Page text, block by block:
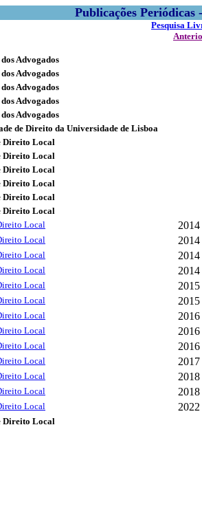
Publicações
Pesquisa
Advogados
Advogados
Advogados
Advogados
Advogados
de Direito da Universidade de Lisboa
Direito Local
Direito Local
Direito Local
Direito Local
Direito Local
Direito Local
Local
2014
Local 2014
Local 2014
Local 2014
Local 2015
Local 2015
Local 2016
Local 2016
Local 2016
Local 2017
Local 2018
Local 2018
Local 2022
Direito Local